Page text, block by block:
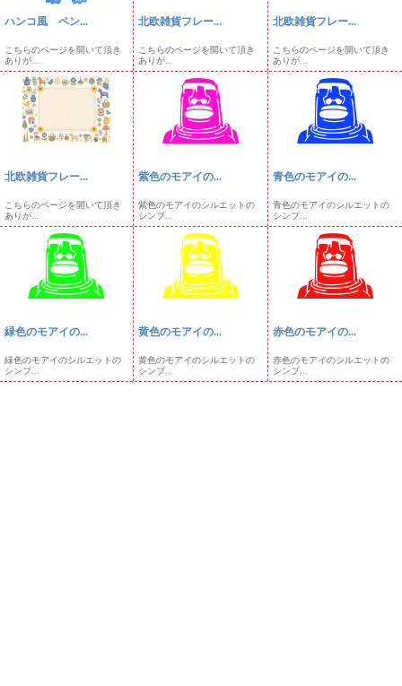
ハンコ風 ペン...
こちらのページを開いて頂き
ありが...
北欧雑貨フレー...
こちらのページを開いて頂き
ありが...
北欧雑貨フレー...
こちらのページを開いて頂き
ありが...
北欧雑貨フレー...
こちらのページを開いて頂き
ありが...
紫色のモアイの...
紫色のモアイのシルエットの
シンプ...
青色のモアイの...
青色のモアイのシルエットの
シンプ...
緑色のモアイの...
緑色のモアイのシルエットの
シンプ...
黄色のモアイの...
黄色のモアイのシルエットの
シンプ...
赤色のモアイの...
赤色のモアイのシルエットの
シンプ...